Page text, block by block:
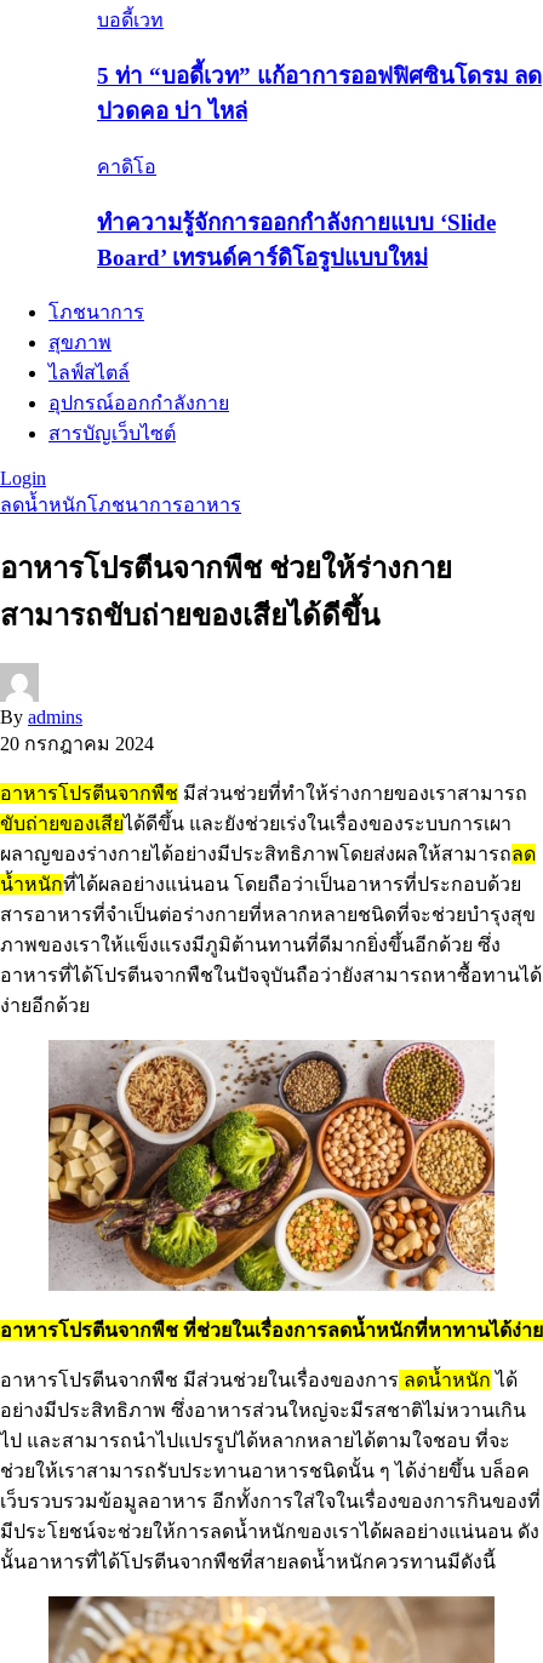
บอดี้เวท
5 ท่า “บอดี้เวท” แก้อาการออฟฟิศซินโดรม ลด
ปวดคอ บ่า ไหล่
คาดิโอ
ทำความรู้จักการออกกำลังกายแบบ ‘Slide
Board’ เทรนด์คาร์ดิโอรูปแบบใหม่
โภชนาการ
สุขภาพ
ไลฟ์สไตล์
อุปกรณ์ออกกำลังกาย
สารบัญเว็บไซต์
Login
ลดน้ำหนักโภชนาการอาหาร
อาหารโปรตีนจากพืช ช่วยให้ร่างกาย
สามารถขับถ่ายของเสียได้ดีขึ้น
By admins
20 กรกฎาคม 2024
อาหารโปรตีนจากพืช มีส่วนช่วยที่ทำให้ร่างกายของเราสามารถ
ขับถ่ายของเสียได้ดีขึ้น และยังช่วยเร่งในเรื่องของระบบการเผา
ผลาญของร่างกายได้อย่างมีประสิทธิภาพโดยส่งผลให้สามารถลด
น้ำหนักที่ได้ผลอย่างแน่นอน โดยถือว่าเป็นอาหารที่ประกอบด้วย
สารอาหารที่จำเป็นต่อร่างกายที่หลากหลายชนิดที่จะช่วยบำรุงสุข
ภาพของเราให้แข็งแรงมีภูมิต้านทานที่ดีมากยิ่งขึ้นอีกด้วย ซึ่ง
อาหารที่ได้โปรตีนจากพืชในปัจจุบันถือว่ายังสามารถหาซื้อทานได้
ง่ายอีกด้วย
อาหารโปรตีนจากพืช ที่ช่วยในเรื่องการลดน้ำหนักที่หาทานได้ง่าย
อาหารโปรตีนจากพืช มีส่วนช่วยในเรื่องของการ ลดน้ำหนัก ได้
อย่างมีประสิทธิภาพ ซึ่งอาหารส่วนใหญ่จะมีรสชาติไม่หวานเกิน
ไป และสามารถนำไปแปรรูปได้หลากหลายได้ตามใจชอบ ที่จะ
ช่วยให้เราสามารถรับประทานอาหารชนิดนั้น ๆ ได้ง่ายขึ้น บล็อค
เว็บรวบรวมข้อมูลอาหาร อีกทั้งการใส่ใจในเรื่องของการกินของที่
มีประโยชน์จะช่วยให้การลดน้ำหนักของเราได้ผลอย่างแน่นอน ดัง
นั้นอาหารที่ได้โปรตีนจากพืชที่สายลดน้ำหนักควรทานมีดังนี้